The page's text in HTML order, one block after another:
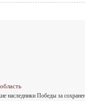
наследники Победы за